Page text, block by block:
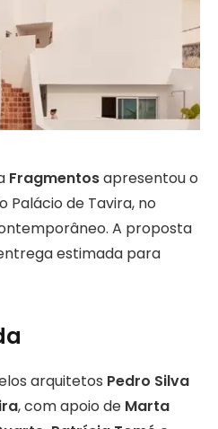
Fragmentosapresentou o
Palácio de Tavira, no
A proposta
estimada para
arquitetos Pedro Silva
, com apoio de Marta